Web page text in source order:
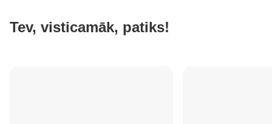
Tev, visticamāk, patiks!